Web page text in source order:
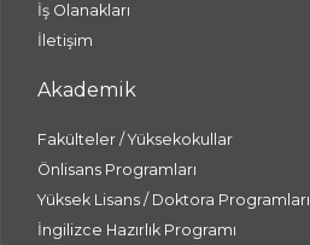
İş Olanakları
İletişim
Akademik
Fakülteler / Yüksekokullar
Önlisans Programları
Yüksek Lisans / Doktora Programları
İngilizce Hazırlık Programı